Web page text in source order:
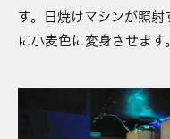
す。日焼けマシンが照
に小麦色に変身させます